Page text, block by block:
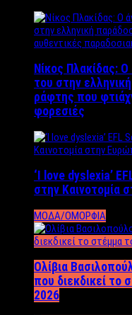
Νίκος Πλακίδας:
του στην
ράφτης που
φορεσιές
‘Ι love dyslexia’
στην Καινοτομία
ΜΟΔΑ/ΟΜΟΡΦΙΑ
Ολίβια
που διεκδικεί το
2026